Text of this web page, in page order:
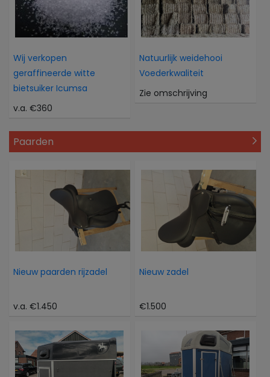
Wij verkopen
geraffineerde witte
bietsuiker Icumsa
v.a. €360
Natuurlijk weidehooi
Voederkwaliteit
Zie omschrijving
Paarden
Nieuw paarden rijzadel
v.a. €1.450
Nieuw zadel
€1.500